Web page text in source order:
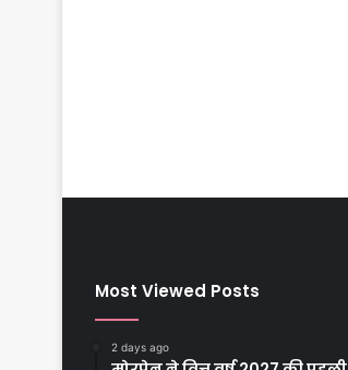
Most Viewed Posts
2 days ago